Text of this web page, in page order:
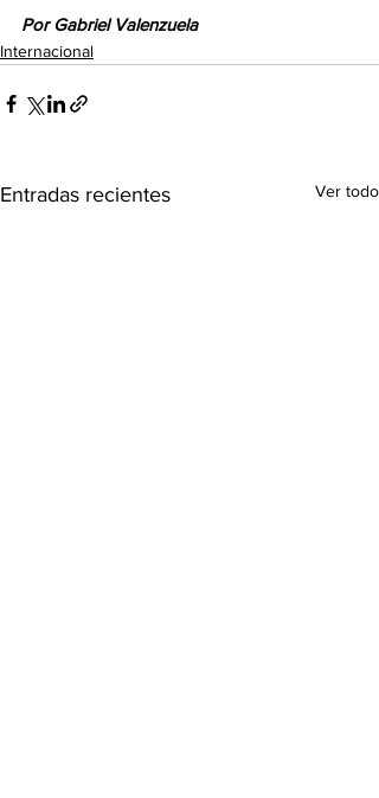
Por Gabriel Valenzuela
Internacional
Entradas recientes Ver todo